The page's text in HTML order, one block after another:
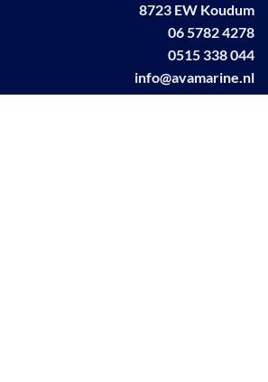
8723 EW Koudum
06 5782 4278
0515 338 044
info@avamarine.nl